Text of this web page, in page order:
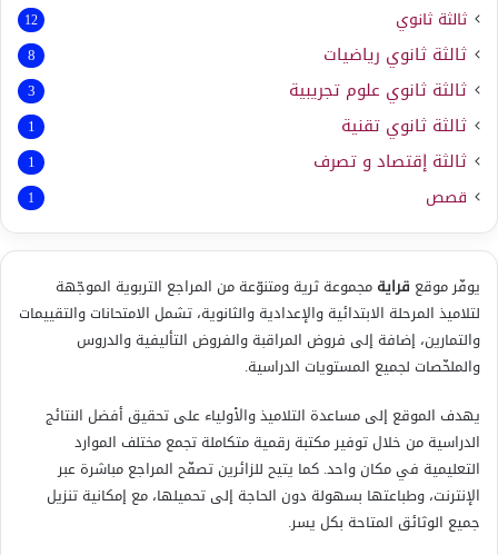
ثالثة ثانوي 12
ثالثة ثانوي رياضيات 8
ثالثة ثانوي علوم تجريبية 3
ثالثة ثانوي تقنية 1
ثالثة إقتصاد و تصرف 1
قصص 1
يوفّر موقع قرايةمجموعة ثرية ومتنوّعة من المراجع التربوية الموجّهة
لتلاميذ المرحلة الابتدائية والإعدادية والثانوية، تشمل الامتحانات والتقييمات
والتمارين، إضافة إلى فروض المراقبة والفروض التأليفية والدروس
والملخّصات لجميع المستويات الدراسية.
يهدف الموقع إلى مساعدة التلاميذ والأولياء على تحقيق أفضل النتائج
الدراسية من خلال توفير مكتبة رقمية متكاملة تجمع مختلف الموارد
التعليمية في مكان واحد. كما يتيح للزائرين تصفّح المراجع مباشرة عبر
الإنترنت، وطباعتها بسهولة دون الحاجة إلى تحميلها، مع إمكانية تنزيل
جميع الوثائق المتاحة بكل يسر.